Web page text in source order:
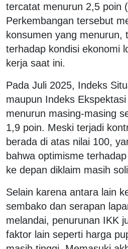
tercatat menurun 2,5 poin
Perkembangan tersebut
konsumen yang menurun,
terhadap kondisi ekonomi
kerja saat ini.
Pada Juli 2025, Indeks
maupun Indeks
menurun masing-masing
1,9 poin. Meski terjadi
berada di atas nilai 100,
bahwa optimisme
ke depan diklaim masih
Selain karena antara lain
sembako dan serapan
melandai, penurunan IKK
faktor lain seperti harga